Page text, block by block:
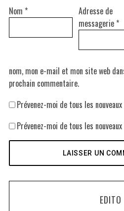
Nom *
Adresse de
messagerie *
nom, mon e-mail et mon site web
prochain commentaire.
Prévenez-moi de tous les
Prévenez-moi de tous les
EDITO